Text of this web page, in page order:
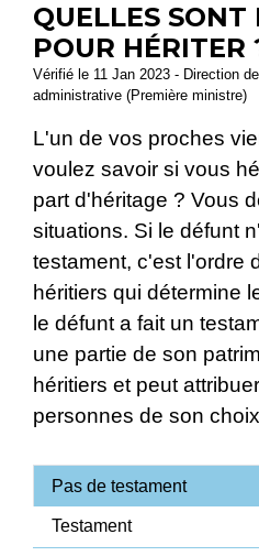
QUELLES SONT
POUR HÉRITER
Vérifié le 11 Jan 2023 - Direction
administrative (Première ministre)
L'un de vos proches
voulez savoir si vous
part d'héritage ? Vous
situations. Si le défunt
testament, c'est l'ordre
héritiers qui détermine
le défunt a fait un
une partie de son
héritiers et peut
personnes de son
Pas de testament
Testament